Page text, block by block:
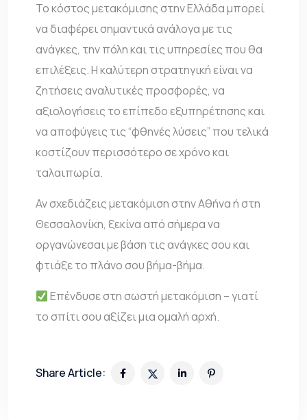
Το κόστος μετακόμισης στην Ελλάδα μπορεί
να διαφέρει σημαντικά ανάλογα με τις
ανάγκες, την πόλη και τις υπηρεσίες που θα
επιλέξεις. Η καλύτερη στρατηγική είναι να
ζητήσεις αναλυτικές προσφορές, να
αξιολογήσεις το επίπεδο εξυπηρέτησης και
να αποφύγεις τις “φθηνές λύσεις” που τελικά
κοστίζουν περισσότερο σε χρόνο και
ταλαιπωρία.
Αν σχεδιάζεις μετακόμιση στην Αθήνα ή στη
Θεσσαλονίκη, ξεκίνα από σήμερα να
οργανώνεσαι με βάση τις ανάγκες σου και
φτιάξε το πλάνο σου βήμα-βήμα.
Επένδυσε στη σωστή μετακόμιση – γιατί
το σπίτι σου αξίζει μια ομαλή αρχή.
Share Article: